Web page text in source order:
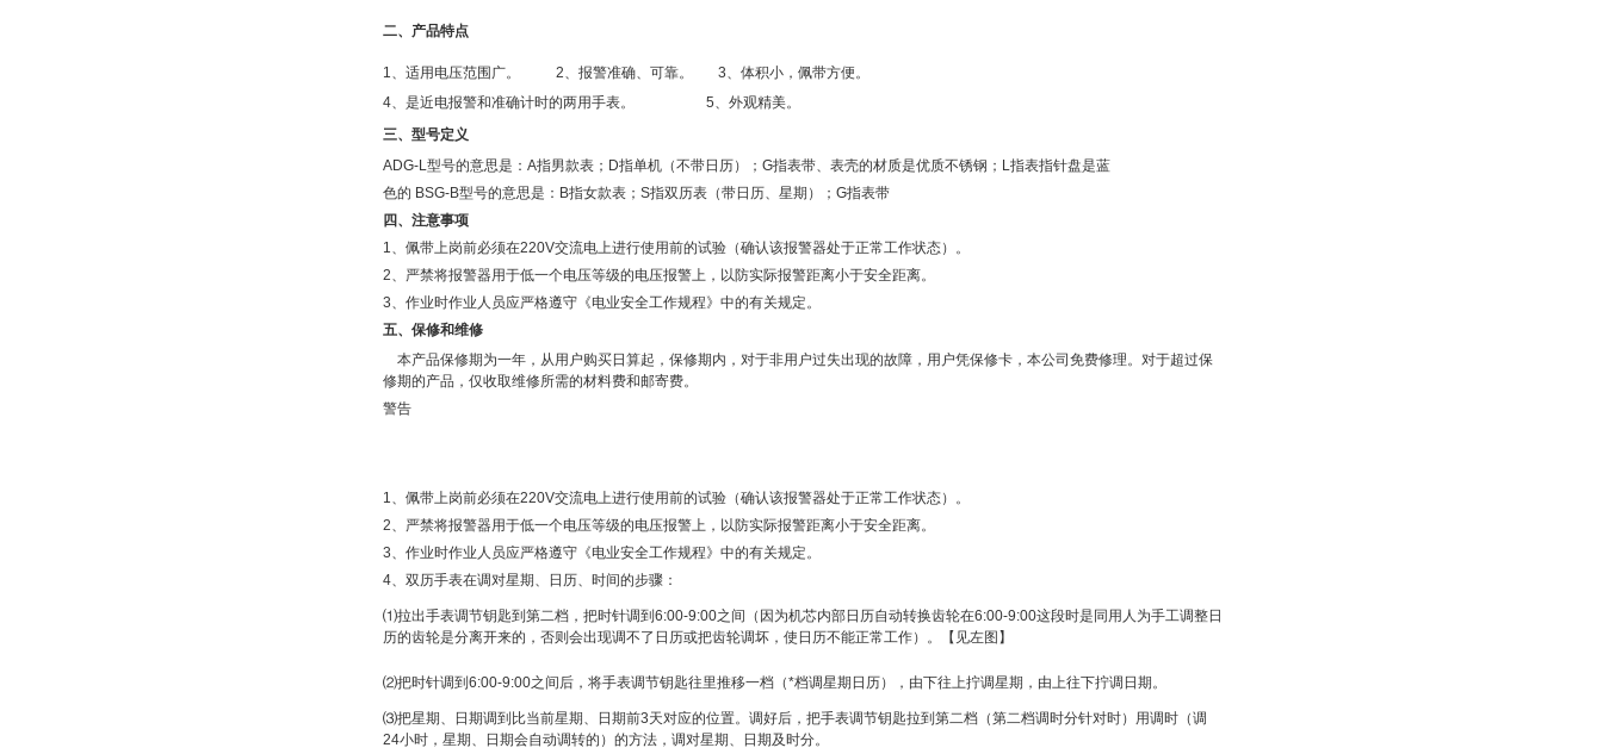
二、产品特点
1、适用电压范围广。 2、报警准确、可靠。 3、体积小，佩带方便。
4、是近电报警和准确计时的两用手表。 5、外观精美。
三、型号定义
ADG-L型号的意思是：A指男款表；D指单机（不带日历）；G指表带、表壳的材质是优质不锈钢；L指表指针盘是蓝
色的 BSG-B型号的意思是：B指女款表；S指双历表（带日历、星期）；G指表带
四、注意事项
1、佩带上岗前必须在220V交流电上进行使用前的试验（确认该报警器处于正常工作状态）。
2、严禁将报警器用于低一个电压等级的电压报警上，以防实际报警距离小于安全距离。
3、作业时作业人员应严格遵守《电业安全工作规程》中的有关规定。
五、保修和维修
本产品保修期为一年，从用户购买日算起，保修期内，对于非用户过失出现的故障，用户凭保修卡，本公司免费修理。对于超过保
修期的产品，仅收取维修所需的材料费和邮寄费。
警告
1、佩带上岗前必须在220V交流电上进行使用前的试验（确认该报警器处于正常工作状态）。
2、严禁将报警器用于低一个电压等级的电压报警上，以防实际报警距离小于安全距离。
3、作业时作业人员应严格遵守《电业安全工作规程》中的有关规定。
4、双历手表在调对星期、日历、时间的步骤：
⑴拉出手表调节钥匙到第二档，把时针调到6:00-9:00之间（因为机芯内部日历自动转换齿轮在6:00-9:00这段时是同用人为手工调整日
历的齿轮是分离开来的，否则会出现调不了日历或把齿轮调坏，使日历不能正常工作）。【见左图】
⑵把时针调到6:00-9:00之间后，将手表调节钥匙往里推移一档（*档调星期日历），由下往上拧调星期，由上往下拧调日期。
⑶把星期、日期调到比当前星期、日期前3天对应的位置。调好后，把手表调节钥匙拉到第二档（第二档调时分针对时）用调时（调
24小时，星期、日期会自动调转的）的方法，调对星期、日期及时分。